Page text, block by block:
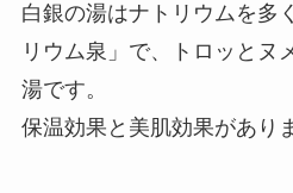
白銀の湯はナトリウムを多
リウム泉」で、トロッとヌ
湯です。
保温効果と美肌効果があり